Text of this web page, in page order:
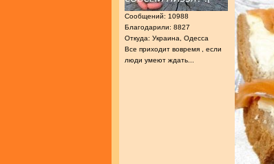
Сообщений: 10988
Благодарили: 8827
Откуда: Украина, Одесса
Все приходит вовремя , если
люди умеют ждать...